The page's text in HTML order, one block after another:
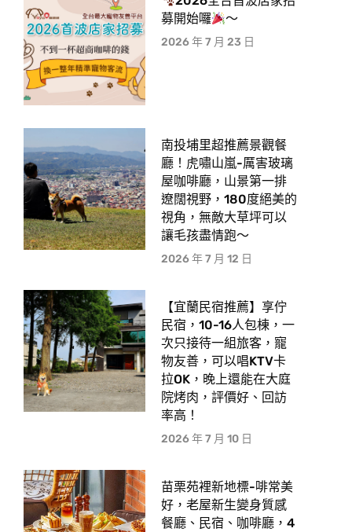
募開始囉
～
2026 年 7 月 23 日
南投埔里超推薦景觀餐
廳！虎嘯山嵐-厲害玻璃
屋咖啡廳，山景第一排
遼闊視野，180度絕美的
視角，無敵大草坪可以
讓毛孩盡情跑〜
2026 年 7 月 12 日
【宜蘭民宿推薦】享佇
民宿，10-16人包棟，一
次只接待一組旅客，寵
物友善，可以唱KTV卡
拉OK，晚上還能在大庭
院烤肉，評價好、回訪
率高！
2026 年 7 月 10 日
苗栗苑裡新地標-啡常美
好，老屋新生變身質感
餐廳、民宿、咖啡廳，4